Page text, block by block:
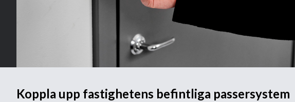
Koppla upp fastighetens befintliga passersystem